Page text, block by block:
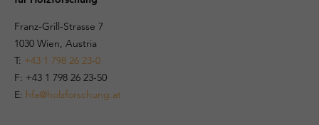
Franz-Grill-Strasse 7
1030 Wien, Austria
T: +43 1 798 26 23-0
​​F: +43 1 798 26 23-50
E: hfa@holzforschung.at